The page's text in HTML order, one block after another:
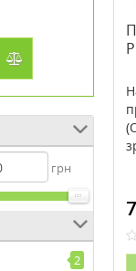
Life
грн
2